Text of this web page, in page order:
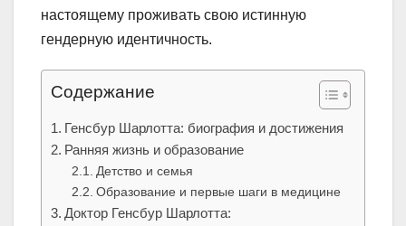
настоящему проживать свою истинную
гендерную идентичность.
Содержание
Генсбур Шарлотта: биография и достижения
Ранняя жизнь и образование
Детство и семья
Образование и первые шаги в медицине
Доктор Генсбур Шарлотта: